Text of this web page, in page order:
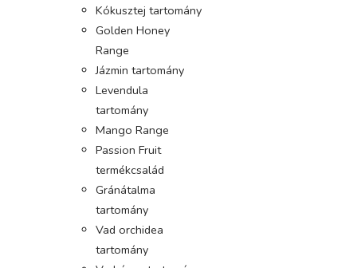
Kókusztej tartomány
Golden Honey
Range
Jázmin tartomány
Levendula
tartomány
Mango Range
Passion Fruit
termékcsalád
Gránátalma
tartomány
Vad orchidea
tartomány